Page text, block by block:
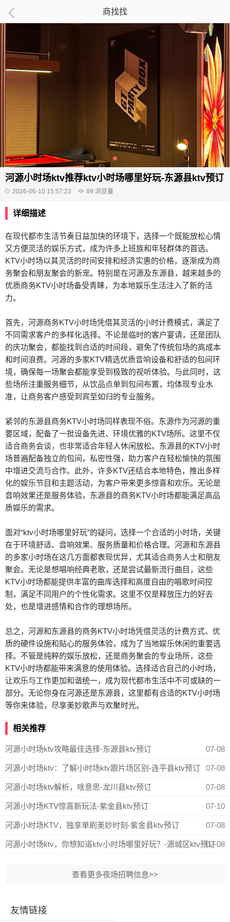
商找找
河源小时场ktv推荐ktv小时场哪里好玩-东源县ktv预订
2026-06-10 15:57:23 89 浏览量
详细描述
在现代都市生活节奏日益加快的环境下，选择一个既能放松心情
又方便灵活的娱乐方式，成为许多上班族和年轻群体的首选。
KTV小时场以其灵活的时间安排和经济实惠的价格，逐渐成为商
务聚会和朋友聚会的新宠。特别是在河源及东源县，越来越多的
优质商务KTV小时场备受青睐，为本地娱乐生活注入了新的活
力。
首先，河源商务KTV小时场凭借其灵活的小时计费模式，满足了
不同需求客户的多样化选择。不论是临时的客户宴请，还是团队
的庆功聚会，都能找到合适的时间段，避免了传统包场的高成本
和时间浪费。河源的多家KTV精选优质音响设备和舒适的包间环
境，确保每一场聚会都能享受到极致的视听体验。与此同时，这
些场所注重服务细节，从饮品点单到包间布置，均体现专业水
准，让商务客户感受到宾至如归的专业服务。
紧邻的东源县商务KTV小时场同样表现不俗。东源作为河源的重
要区域，配备了一批设备先进、环境优雅的KTV场所。这里不仅
适合商务会谈，也非常适合年轻人休闲放松。东源县的KTV小时
场普遍配备独立的包间，私密性强，助力客户在轻松愉快的氛围
中增进交流与合作。此外，许多KTV还结合本地特色，推出多样
化的娱乐节目和主题活动，为客户带来更多惊喜和欢乐。无论是
音响效果还是服务体验，东源县的商务KTV小时场都能满足高品
质娱乐的需求。
面对“ktv小时场哪里好玩”的疑问，选择一个合适的小时场，关键
在于环境舒适、音响效果、服务质量和价格合理。河源和东源县
的多家小时场在这几方面都表现优异，尤其适合商务人士和朋友
聚会。无论是想唱响经典老歌，还是尝试最新流行曲目，这些
KTV小时场都能提供丰富的曲库选择和高度自由的唱歌时间控
制，满足不同用户的个性化需求。这里不仅是释放压力的好去
处，也是增进感情和合作的理想场所。
总之，河源和东源县的商务KTV小时场凭借灵活的计费方式、优
质的硬件设施和贴心的服务体验，成为了当地娱乐休闲的重要选
择。不管是纯粹的娱乐放松，还是商务聚会的专业场所，这些
KTV小时场都能带来满意的使用体验。选择适合自己的小时场，
让欢乐与工作更加和谐统一，成为现代都市生活中不可或缺的一
部分。无论你身在河源还是东源县，这里都有合适的KTV小时场
等你来体验，尽享美妙歌声与欢聚时光。
相关推荐
河源小时场ktv攻略最佳选择-东源县ktv预订 07-08
河源小时场ktv：了解小时场ktv跟片场区别-连平县ktv预订 07-08
河源小时场ktv解析，啥意思-龙川县ktv预订 07-08
河源小时场KTV惊喜新玩法-紫金县ktv预订 07-10
河源小时场KTV，独享单刷美妙时刻-紫金县ktv预订 07-08
河源小时场ktv，你想知道ktv小时场哪里好玩？-源城区ktv预订07-08
查看更多夜场招聘信息>>
友情链接